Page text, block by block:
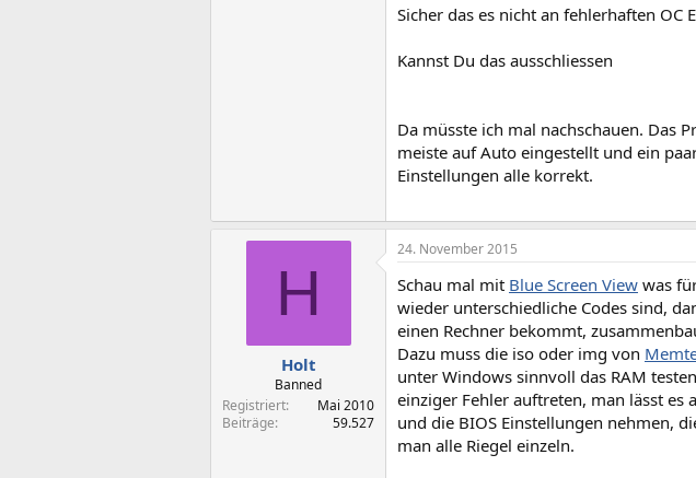
Sicher das es nicht an fehlerhaften OC
Kannst Du das ausschliessen
Da müsste ich mal nachschauen. Das
meiste auf Auto eingestellt und ein
Einstellungen alle korrekt.
H
Holt
Banned
Registriert
Mai 2010
Beiträge
59.527
24. November 2015
Schau mal mit Blue Screen View was
wieder unterschiedliche Codes sind,
einen Rechner bekommt,
Dazu muss die iso oder img von
unter Windows sinnvoll das RAM
einziger Fehler auftreten, man lässt es
und die BIOS Einstellungen nehmen,
man alle Riegel einzeln.